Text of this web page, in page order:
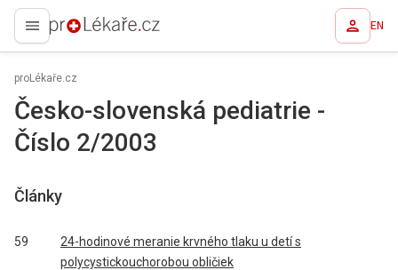
proLékaře.cz EN
proLékaře.cz
Česko-slovenská pediatrie -
Číslo 2/2003
Články
59
24-hodinové meranie krvného tlaku u detí s
polycystickouchorobou obličiek